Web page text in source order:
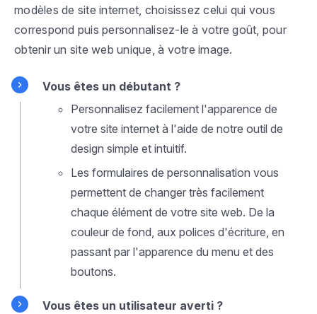
modèles de site internet, choisissez celui qui vous
correspond puis personnalisez-le à votre goût, pour
obtenir un site web unique, à votre image.
Vous êtes un débutant ?
Personnalisez facilement l'apparence de
votre site internet à l'aide de notre outil de
design simple et intuitif.
Les formulaires de personnalisation vous
permettent de changer très facilement
chaque élément de votre site web. De la
couleur de fond, aux polices d'écriture, en
passant par l'apparence du menu et des
boutons.
Vous êtes un utilisateur averti ?